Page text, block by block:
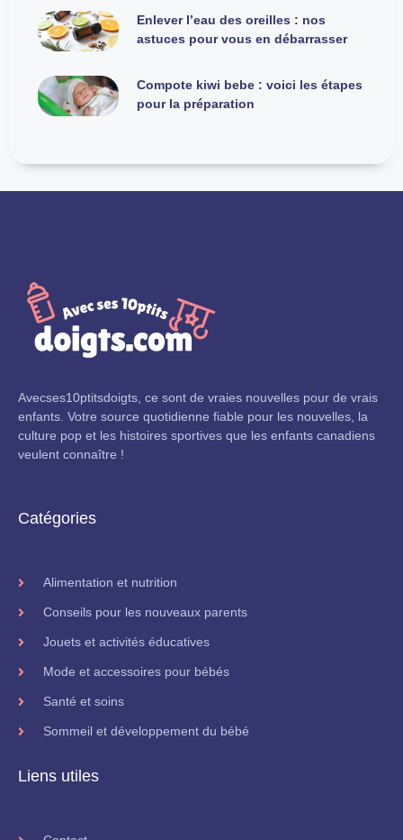
Enlever l’eau des oreilles : nos
astuces pour vous en débarrasser
Compote kiwi bebe : voici les étapes
pour la préparation
Avecses10ptitsdoigts, ce sont de vraies nouvelles pour de vrais
enfants. Votre source quotidienne fiable pour les nouvelles, la
culture pop et les histoires sportives que les enfants canadiens
veulent connaître !
Catégories
Alimentation et nutrition
Conseils pour les nouveaux parents
Jouets et activités éducatives
Mode et accessoires pour bébés
Santé et soins
Sommeil et développement du bébé
Liens utiles